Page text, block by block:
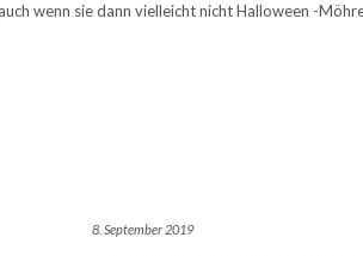
wenn sie dann vielleicht nicht Halloween -
8. September 2019